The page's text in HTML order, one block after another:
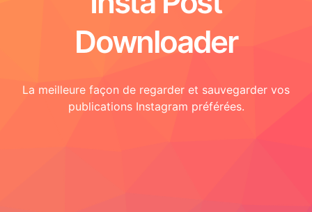
Publications taguées
Photo de profil
Downloader
La meilleure façon de regarder et sauvegarder vos
publications Instagram préférées.